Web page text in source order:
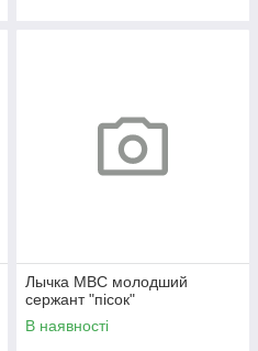
Лычка МВС молодший
сержант "пісок"
В наявності